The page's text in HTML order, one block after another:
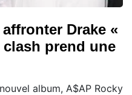
Drake «
prend une
album, A$AP Rocky